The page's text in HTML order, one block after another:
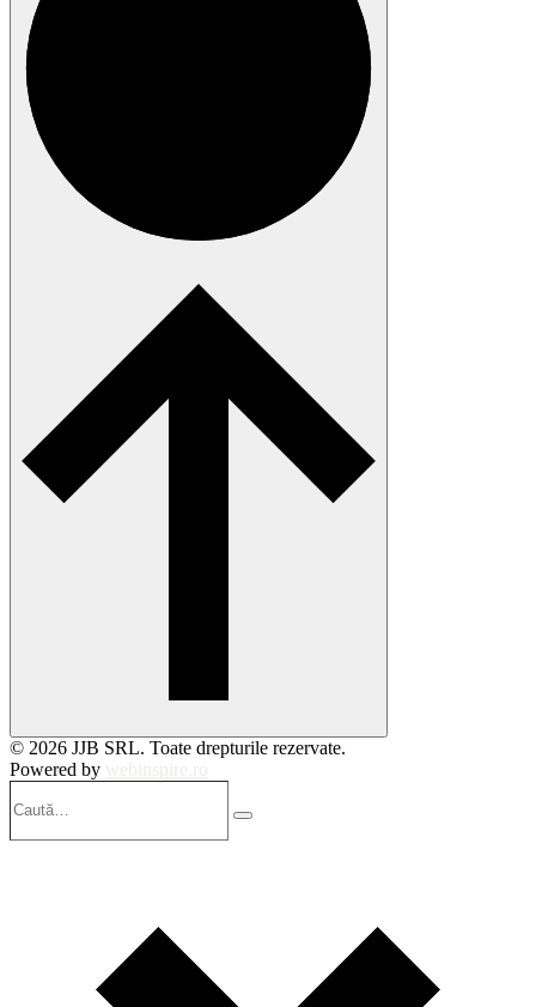
© 2026 JJB SRL. Toate drepturile rezervate.
Powered by
Search